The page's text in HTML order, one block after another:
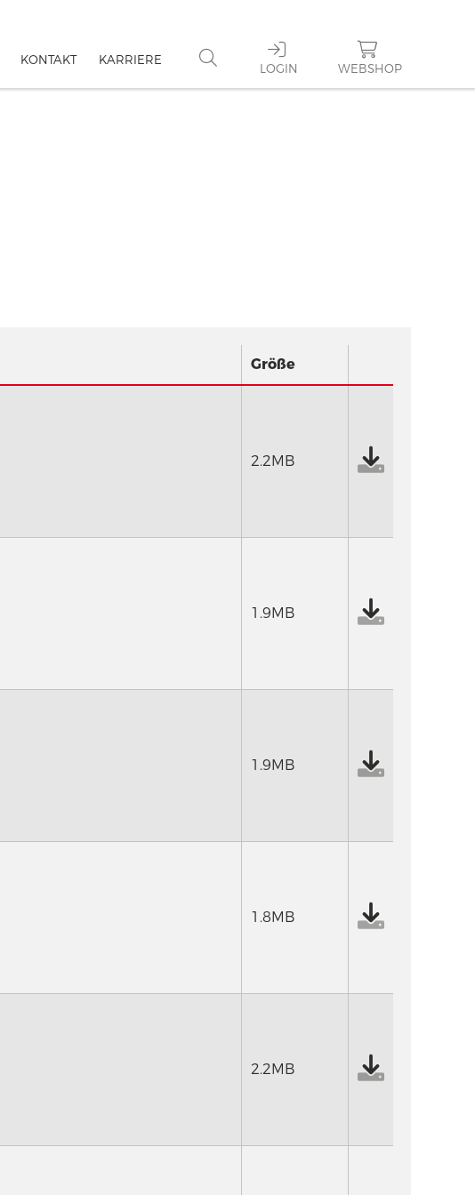
KONTAKT KARRIERE
LOGIN WEBSHOP
Größe
2.2MB
1.9MB
1.9MB
1.8MB
2.2MB